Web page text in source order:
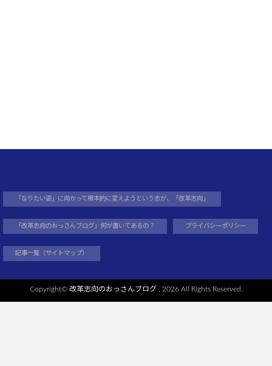
「なりたい姿」に向かって根本的に変えようという志が、「改革志向」
「改革志向のおっさんブログ」何が書いてあるの？ プライバシーポリシー
記事一覧（サイトマップ）
Copyright© 改革志向のおっさんブログ, 2026 All Rights Reserved.